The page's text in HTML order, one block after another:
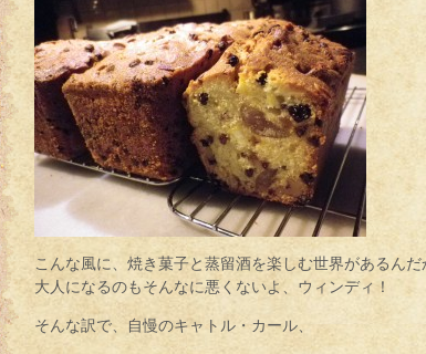
こんな風に、焼き菓子と蒸留酒を楽しむ世界があるんだ
大人になるのもそんなに悪くないよ、ウィンディ！
そんな訳で、自慢のキャトル・カール、